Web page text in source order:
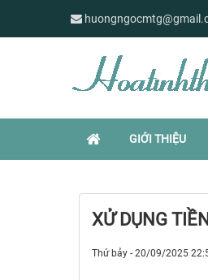
GIỚI THIỆU
XỬ DỤNG
Thứ bảy - 20/09/2025